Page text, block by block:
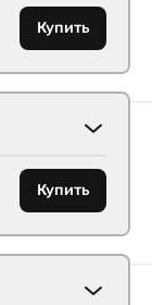
Купить
Купить